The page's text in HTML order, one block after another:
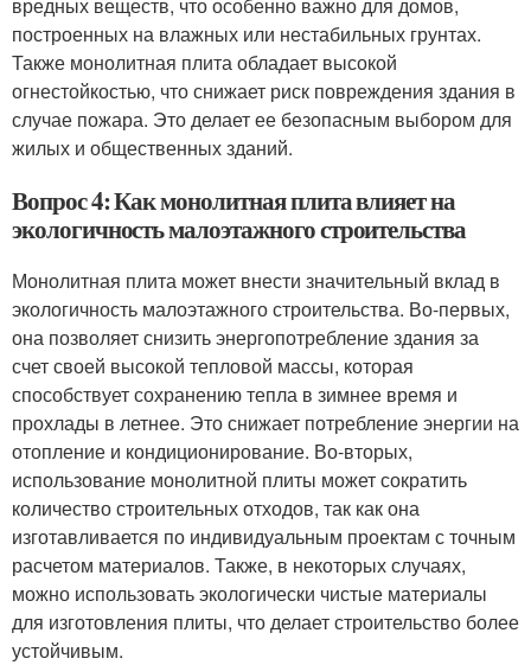
построенных на влажных или нестабильных грунтах.
Также монолитная плита обладает высокой
огнестойкостью, что снижает риск повреждения здания в
случае пожара. Это делает ее безопасным выбором для
жилых и общественных зданий.
Вопрос 4: Как монолитная плита влияет на
экологичность малоэтажного строительства
Монолитная плита может внести значительный вклад в
экологичность малоэтажного строительства. Во-первых,
она позволяет снизить энергопотребление здания за
счет своей высокой тепловой массы, которая
способствует сохранению тепла в зимнее время и
прохлады в летнее. Это снижает потребление энергии на
отопление и кондиционирование. Во-вторых,
использование монолитной плиты может сократить
количество строительных отходов, так как она
изготавливается по индивидуальным проектам с точным
расчетом материалов. Также, в некоторых случаях,
можно использовать экологически чистые материалы
для изготовления плиты, что делает строительство более
устойчивым.